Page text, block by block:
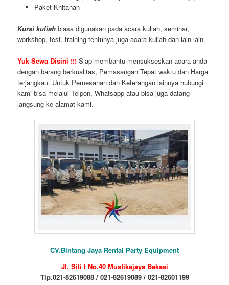
Paket Khitanan
Kursi kuliah biasa digunakan pada acara kuliah, seminar,
workshop, test, training tentunya juga acara kuliah dan lain-lain.
Yuk Sewa Disini !!! Siap membantu mensukseskan acara anda
dengan barang berkualitas, Pemasangan Tepat waktu dan Harga
terjangkau. Untuk Pemesanan dan Keterangan lainnya hubungi
kami bisa melalui Telpon, Whatsapp atau bisa juga datang
langsung ke alamat kami.
CV.Bintang Jaya Rental Party Equipment
Jl. Siti I No.40 Mustikajaya Bekasi
Tlp.021-82619088 / 021-82619089 / 021-82601199